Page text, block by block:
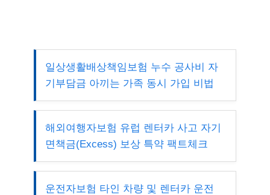
일상생활배상책임보험 누수 공사비 자
기부담금 아끼는 가족 동시 가입 비법
해외여행자보험 유럽 렌터카 사고 자기
면책금(Excess) 보상 특약 팩트체크
운전자보험 타인 차량 및 렌터카 운전